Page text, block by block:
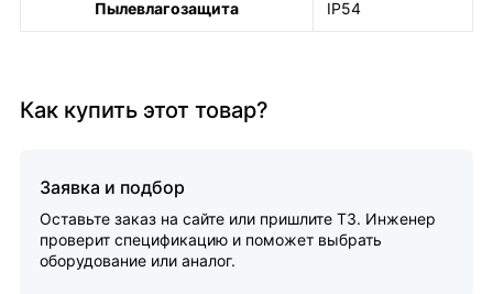
Пылевлагозащита IP54
Как купить этот товар?
Заявка и подбор
Оставьте заказ на сайте или пришлите ТЗ. Инженер
проверит спецификацию и поможет выбрать
оборудование или аналог.